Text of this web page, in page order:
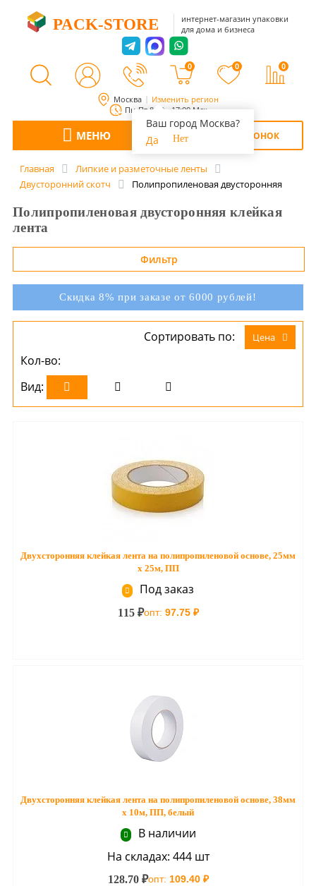
Москва Изменить регион
Ваш город Москва?
Да
Нет
Пн-Пт 8:00 - 17:00 Мск
PACK-STORE
интернет-магазин упаковки
для дома и бизнеса
0 0 0
МЕНЮ ОБРАТНЫЙ ЗВОНОК
Главная
Липкие и разметочные ленты
Двусторонний скотч
Полипропиленовая двусторонняя
Полипропиленовая двусторонняя клейкая
лента
Фильтр
Скидка 8% при заказе от 6000 рублей!
Сортировать по: Цена
Кол-во:
Вид:
Двухсторонняя клейкая лента на полипропиленовой основе, 25мм
х 25м, ПП
Под заказ
115 ₽опт: 97.75 ₽
Двухсторонняя клейкая лента на полипропиленовой основе, 38мм
х 10м, ПП, белый
В наличии
На складах: 444 шт
128.70 ₽опт: 109.40 ₽